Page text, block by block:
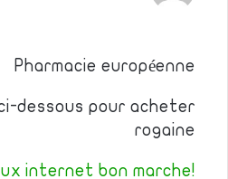
Pharmacie européenne
dessous pour acheter
rogaine
internet bon marche!